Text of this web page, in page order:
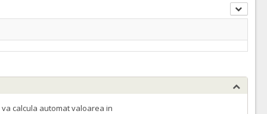
calcula automat valoarea in